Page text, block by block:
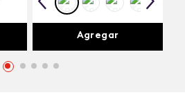
Agregar